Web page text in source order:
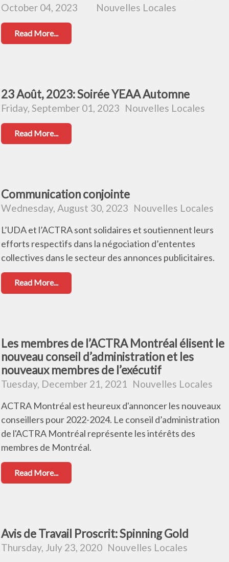
October 04, 2023
Nouvelles Locales
Read More...
23 Août, 2023: Soirée YEAA Automne
Friday, September 01, 2023 Nouvelles Locales
Read More...
Communication conjointe
Wednesday, August 30, 2023 Nouvelles Locales
L’UDA et l’ACTRA sont solidaires et soutiennent leurs
efforts respectifs dans la négociation d’ententes
collectives dans le secteur des annonces publicitaires.
Read More...
Les membres de l’ACTRA Montréal élisent le
nouveau conseil d’administration et les
nouveaux membres de l’exécutif
Tuesday, December 21, 2021 Nouvelles Locales
ACTRA Montréal est heureux d'annoncer les nouveaux
conseillers pour 2022-2024. Le conseil d’administration
de l'ACTRA Montréal représente les intérêts des
membres de Montréal.
Read More...
Avis de Travail Proscrit: Spinning Gold
Thursday, July 23, 2020 Nouvelles Locales